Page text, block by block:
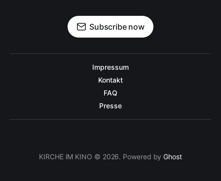
Subscribe now
Impressum
Kontakt
FAQ
Presse
KIRCHE IM KINO © 2026. Powered byGhost